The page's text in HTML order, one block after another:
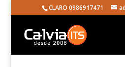
CLARO 0986917471